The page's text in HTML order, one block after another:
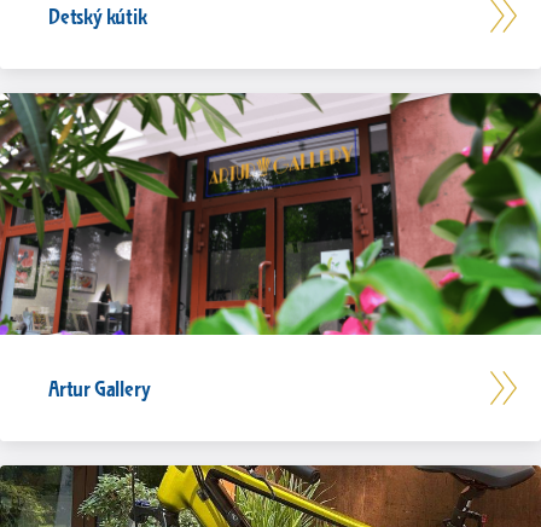
Detský kútik
Artur Gallery